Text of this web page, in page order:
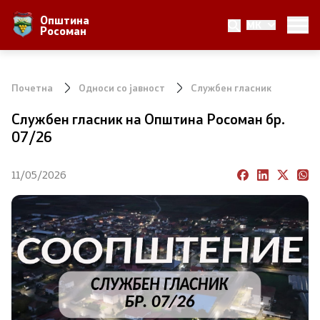
Општина
Росоман MK
За Општината
Населби и населеност
Аграр
Природни Богатства
Локална Самоуправа
Градоначалник
Вработени
Почетна Односи со јавност Службен гласник
Службен гласник на Општина Росоман бр.
07/26
11/05/2026